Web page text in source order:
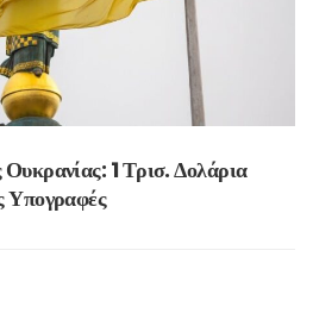
1 Τρισ. Δολάρια
Υπογραφές